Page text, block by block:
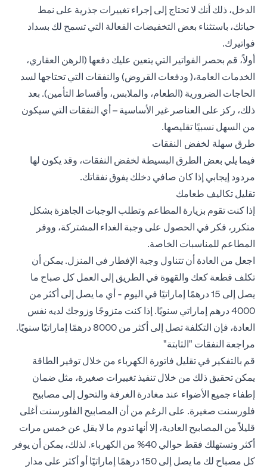
الدخل، ذلك أنك لا تحتاج إلى إجراء تغييرات جذرية على نمط
حياتك، باستثناء بعض التخفيضات الفعالة التي تسمح لك بسداد
فواتيرك.
أولاً، قم بحصر الفواتير التي يتعين عليك دفعها (الرهن العقاري،
الخدمات العامة،( ودفعات القروض) والنفقات التي تحتاجها لسد
الحاجات الضرورية (الطعام، والملابس، وأقساط التأمين). بعد
ذلك، ركز على العناصر غير الأساسية – أي النفقات التي سيكون
من السهل نسبيًا تقليصها.
طرق سهلة لخفض النفقات
فيما يلي بعض الطرق البسيطة لخفض النفقات، وقد يكون لها
مردود إيجابي إذا كان صافي دخلك يفوق نفقاتك.
تقليل تكاليف طعامك
إذا كنت تقوم بزيارة المطاعم وتطلب الوجبات الجاهزة بشكل
متكرر، فكر في الحصول على وجبة الغداء المشتركة، ووفر
المطاعم للمناسبات الخاصة.
اجعل من العادة أن تتناول وجبة الإفطار في المنزل. يمكن أن
تكلف قطعة كعك والقهوة في الطريق إلى العمل كل صباح ما
يصل إلى 15 درهمًا إماراتيًا في اليوم - أي ما يصل إلى أكثر من
4000 درهم إماراتي سنويًا. إذا كنت متزوجًا وزوجك لديه نفس
العادة، فإن التكلفة تصل إلى أكثر من 8000 درهمًا إماراتيًا سنويًا.
مراجعة النفقات "الثابتة"
قم بالتفكير في تقليل فاتورة الكهرباء من خلال توفير الطاقة
يمكن تحقيق ذلك من خلال تنفيذ تغييرات صغيرة، مثل ضمان
إطفاء جميع الأضواء عند مغادرة الغرفة والتحول إلى مصابيح
فلورسنت صغيرة. على الرغم من أن المصابيح الفلورسنت أغلى
قليلاً من المصابيح العادية، إلا أنها تدوم ما لا يقل عن خمس مرات
أكثر وتستهلك فقط حوالي 40% من الكهرباء. لذلك، يمكن أن يوفر
كل مصباح لك ما يصل إلى 150 درهمًا إماراتيًا أو أكثر على مدار